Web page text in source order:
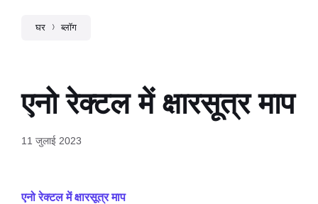
घर ब्लॉग
एनो रेक्टल में क्षारसूत्र माप
11 जुलाई 2023
एनो रेक्टल में क्षारसूत्र माप